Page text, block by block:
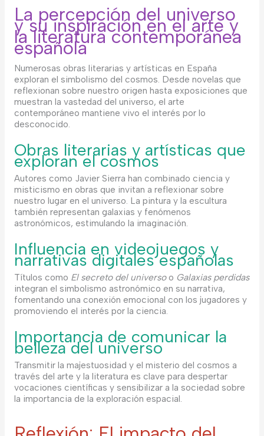
La percepción del universo
y su inspiración en el arte y
la literatura contemporánea
española
Numerosas obras literarias y artísticas en España
exploran el simbolismo del cosmos. Desde novelas que
reflexionan sobre nuestro origen hasta exposiciones que
muestran la vastedad del universo, el arte
contemporáneo mantiene vivo el interés por lo
desconocido.
Obras literarias y artísticas que
exploran el cosmos
Autores como Javier Sierra han combinado ciencia y
misticismo en obras que invitan a reflexionar sobre
nuestro lugar en el universo. La pintura y la escultura
también representan galaxias y fenómenos
astronómicos, estimulando la imaginación.
Influencia en videojuegos y
narrativas digitales españolas
Títulos como El secreto del universoo Galaxias perdidas
integran el simbolismo astronómico en su narrativa,
fomentando una conexión emocional con los jugadores y
promoviendo el interés por la ciencia.
Importancia de comunicar la
belleza del universo
Transmitir la majestuosidad y el misterio del cosmos a
través del arte y la literatura es clave para despertar
vocaciones científicas y sensibilizar a la sociedad sobre
la importancia de la exploración espacial.